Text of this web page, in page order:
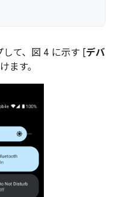
して、図 4 に示す [デバ
ます。